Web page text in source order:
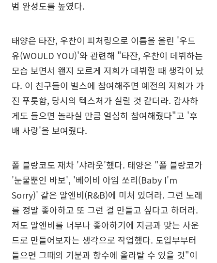
범 완성도를 높였다.
태양은 타잔, 우찬이 피처링으로 이름을 올린 '우드
유(WOULD YOU)'와 관련해 "타잔, 우찬이 데뷔하는
모습 보면서 왠지 모르게 저희가 데뷔할 때 생각이 났
다. 이 친구들이 벌스에 참여해주면 예전의 저희가 가
진 푸릇함, 당시의 텍스처가 실릴 것 같더라. 감사하
게도 들으면 놀라실 만큼 열심히 참여해줬다"고 '후
배 사랑'을 보여줬다.
폴 블랑코도 재차 '샤라웃'했다. 태양은 "폴 블랑코가
'눈물뿐인 바보', '베이비 아임 쏘리(Baby I'm
Sorry)' 같은 알앤비(R&B)에 미쳐 있더라. 그런 노래
를 정말 좋아하고 또 그런 걸 만들고 싶다고 하더라.
저도 알앤비를 너무나 좋아하기에 지금과 맞는 사운
드로 만들어보자는 생각으로 작업했다. 도입부부터
들으면 그때의 기분과 향수에 올라탈 수 있을 것"이